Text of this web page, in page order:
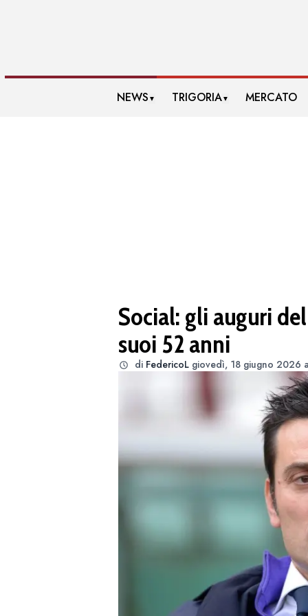
NEWS ▼ TRIGORIA▼ MERCATO
Social: gli auguri
suoi 52 anni
di FedericoL giovedì, 18 giugno 2026